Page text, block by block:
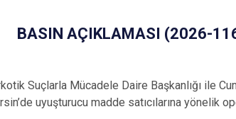
BASIN AÇIKLAMASI (2026-
Suçlarla Mücadele Daire Başkanlığı ile
uyuşturucu madde satıcılarına yönelik